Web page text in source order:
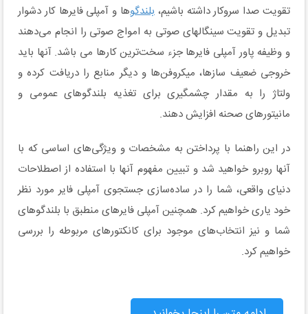
تقویت صدا سروکار داشته باشیم، بلندگوها و آمپلی فایرها کار دشوار
تبدیل و تقویت سینگالهای صوتی به امواج صوتی را انجام می‌دهند
و وظیفه پاور آمپلی فایرها جزء سخت‌ترین کارها می باشد. آنها باید
خروجی ضعیف سازها، میکروفن‌ها و دیگر منابع را دریافت کرده و
ولتاژ را به مقدار چشمگیری برای تغذیه بلندگوهای عمومی و
مانیتورهای صحنه افزایش دهند.
در این راهنما با پرداختن به مشخصات و ویژگی‌های اساسی که با
آنها روبرو خواهید شد و تبیین مفهوم آنها با استفاده از اصطلاحات
دنیای واقعی، شما را در ساده‌سازی جستجوی آمپلی فایر مورد نظر
خود یاری خواهیم کرد. همچنین آمپلی فایرهای منطبق با بلندگوهای
شما و نیز انتخاب‌های موجود برای کانکتورهای مربوطه را بررسی
خواهیم کرد.